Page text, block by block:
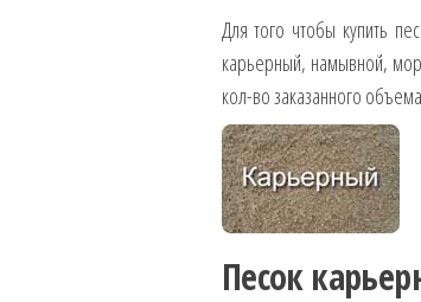
Для того чтобы купить
карьерный, намывной,
кол-во заказанного
Песок